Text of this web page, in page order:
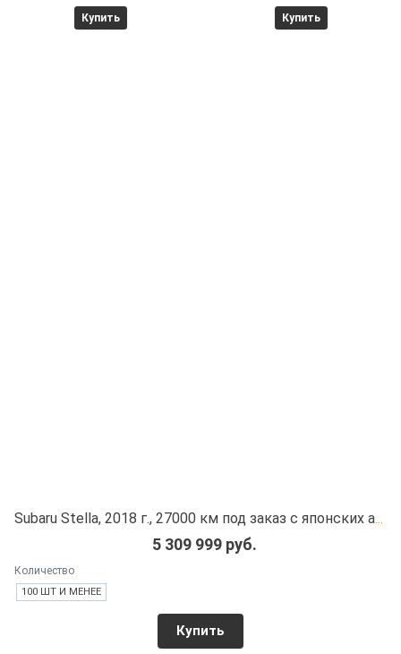
Купить Купить
5 309 999 руб.
Количество
100 ШТ И МЕНЕЕ
Купить